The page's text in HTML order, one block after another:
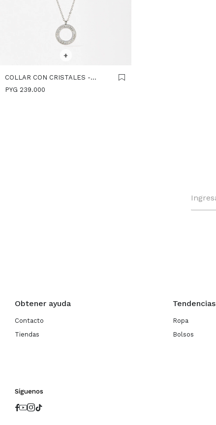
+
COLLAR CON CRISTALES -
ACERO INOXIDABLE - PLATEADO
PYG 239.000
Obtener ayuda
Contacto
Tiendas
Tendencias
Ropa
Bolsos
Síguenos
